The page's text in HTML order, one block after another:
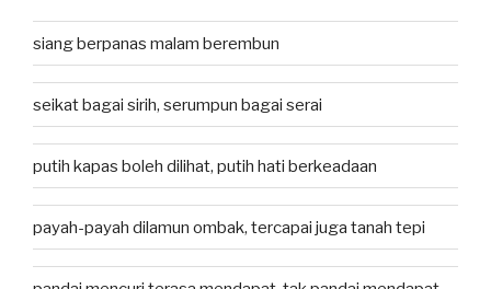
siang berpanas malam berembun
seikat bagai sirih, serumpun bagai serai
putih kapas boleh dilihat, putih hati berkeadaan
payah-payah dilamun ombak, tercapai juga tanah tepi